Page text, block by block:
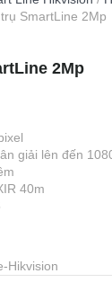
SmartLine 2Mp
2Mp
giải lên đến
40m
Hikvision